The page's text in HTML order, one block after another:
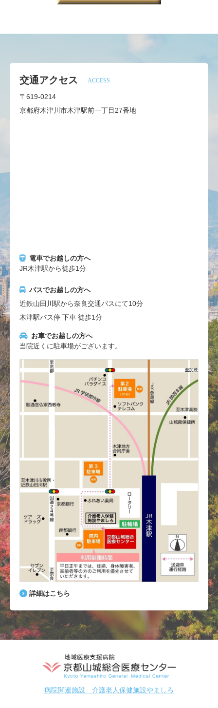
交通アクセス ACCESS
〒619-0214
京都府木津川市木津駅前一丁目27番地
電車でお越しの方へ
JR木津駅から徒歩1分
バスでお越しの方へ
近鉄山田川駅から奈良交通バスにて10分
木津駅バス停 下車 徒歩1分
お車でお越しの方へ
当院近くに駐車場がございます。
詳細はこちら
病院関連施設 介護老人保健施設やましろ